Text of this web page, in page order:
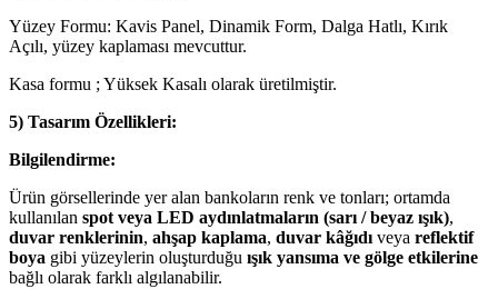
Yüzey Formu: Kavis Panel, Dinamik Form, Dalga Hatlı, Kırık
Açılı, yüzey kaplaması mevcuttur.
Kasa formu ; Yüksek Kasalı olarak üretilmiştir.
5) Tasarım Özellikleri:
Bilgilendirme:
Ürün görsellerinde yer alan bankoların renk ve tonları; ortamda
kullanılan spot veya LED aydınlatmaların (sarı / beyaz ışık),
duvar renklerinin, ahşap kaplama, duvar kâğıdı veya reflektif
boya gibi yüzeylerin oluşturduğu ışık yansıma ve gölge etkilerine
bağlı olarak farklı algılanabilir.